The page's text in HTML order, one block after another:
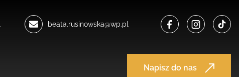
beata.rusinowska@wp.pl
Napisz do nas